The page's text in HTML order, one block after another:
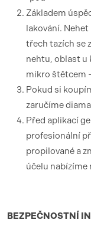
Základem
lakování.
třech tazích se
nehtu, oblast u
mikro štětcem
Pokud si
zaručíme
Před aplikací
profesionální
propilované a
účelu nabízíme
BEZPEČNOSTNÍ